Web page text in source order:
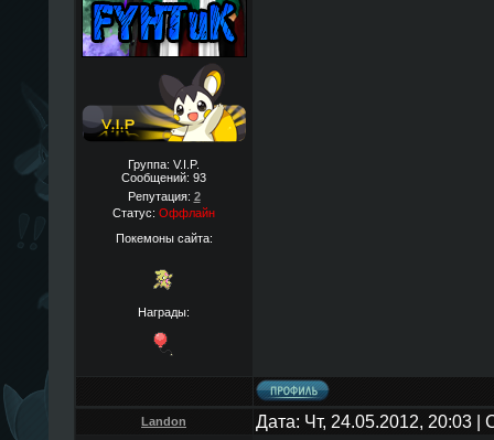
Группа: V.I.P.
Сообщений: 93
Репутация: 2
Статус: Оффлайн
Покемоны сайта:
Награды:
Landon Дата: Чт, 24.05.2012, 20:03